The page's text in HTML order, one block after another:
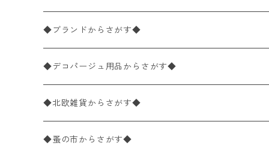
ペーパーナプキン20枚入りパック
ペーパーナプキン10枚入りパック
ライスペーパー
ペーパーリネンナプキン
バラ売り
パック売り
25×25cm（カクテルサイズ）
バラ売り
パック売り
40×40cm（ディナーサイズ）
バラ売り
パック売り
21×21cm（ポケットサイズ）
バラ売り
33cm（ラウンド）
花柄
植物・グリーン柄
動物・鳥・昆虫・蝶柄
海・魚柄
◆ブランドからさがす◆
ドイツ製 IHR/イア
ランチサイズ
カクテルサイズ
ドイツ製 Ambiente/アンビエンテ
ランチサイズ
ドイツ製 Paperproducts Design
◆デコパージュ用品からさがす◆
デコパージュ液
デコパージュ下地
◆北欧雑貨からさがす◆
シリコンモールド
◆蚤の市からさがす◆